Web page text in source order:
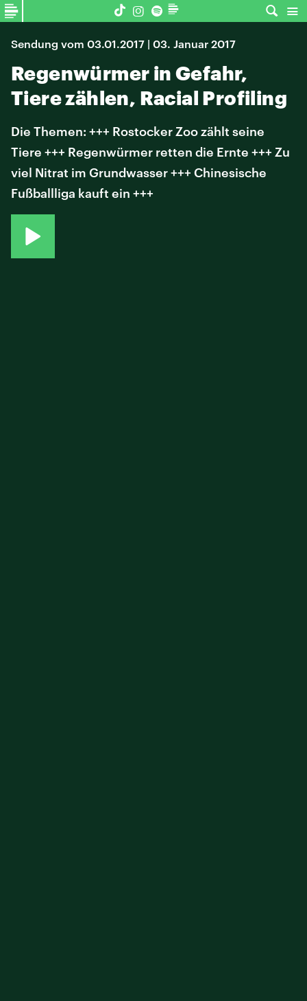
Sendung vom 03.01.2017 | 03. Januar 2017
Regenwürmer in Gefahr,
Tiere zählen, Racial Profiling
Die Themen: +++ Rostocker Zoo zählt seine
Tiere +++ Regenwürmer retten die Ernte +++ Zu
viel Nitrat im Grundwasser +++ Chinesische
Fußballliga kauft ein +++